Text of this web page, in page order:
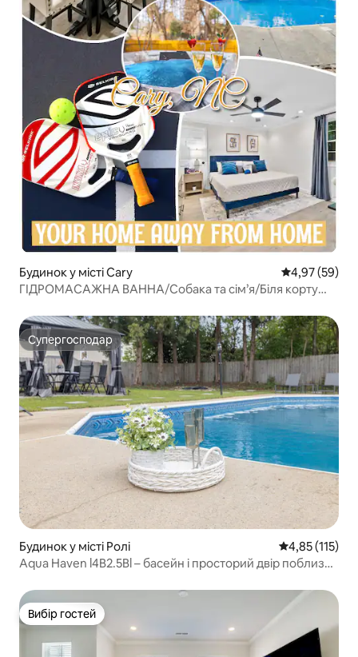
Будинок у місті Cary Середня
4,97 (59)
ГІДРОМАСАЖНА ВАННА/Собака та сім’я/Біля корту
Супергосподар
Супергосподар
Будинок у місті Ролі Середня
4,85 (115)
Aqua Haven l4B2.5Bl – басейн і просторий двір поблизу
Вибір гостей
Вибір гостей